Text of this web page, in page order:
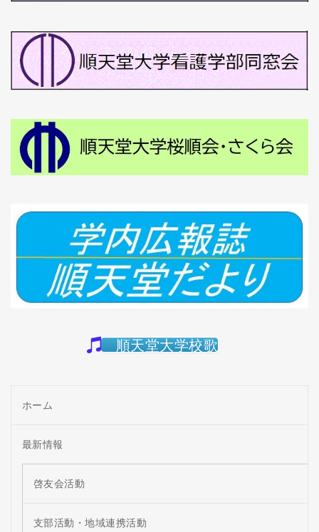
順天堂大学校歌
ホーム
最新情報
啓友会活動
支部活動・地域連携活動